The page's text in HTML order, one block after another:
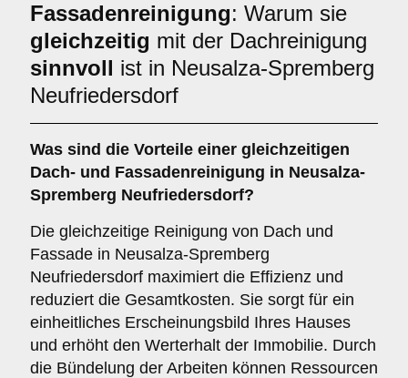
Fassadenreinigung: Warum sie
gleichzeitig mit der Dachreinigung
sinnvoll ist in Neusalza-Spremberg
Neufriedersdorf
Was sind die Vorteile einer gleichzeitigen
Dach- und Fassadenreinigung in Neusalza-
Spremberg Neufriedersdorf?
Die gleichzeitige Reinigung von Dach und
Fassade in Neusalza-Spremberg
Neufriedersdorf maximiert die Effizienz und
reduziert die Gesamtkosten. Sie sorgt für ein
einheitliches Erscheinungsbild Ihres Hauses
und erhöht den Werterhalt der Immobilie. Durch
die Bündelung der Arbeiten können Ressourcen